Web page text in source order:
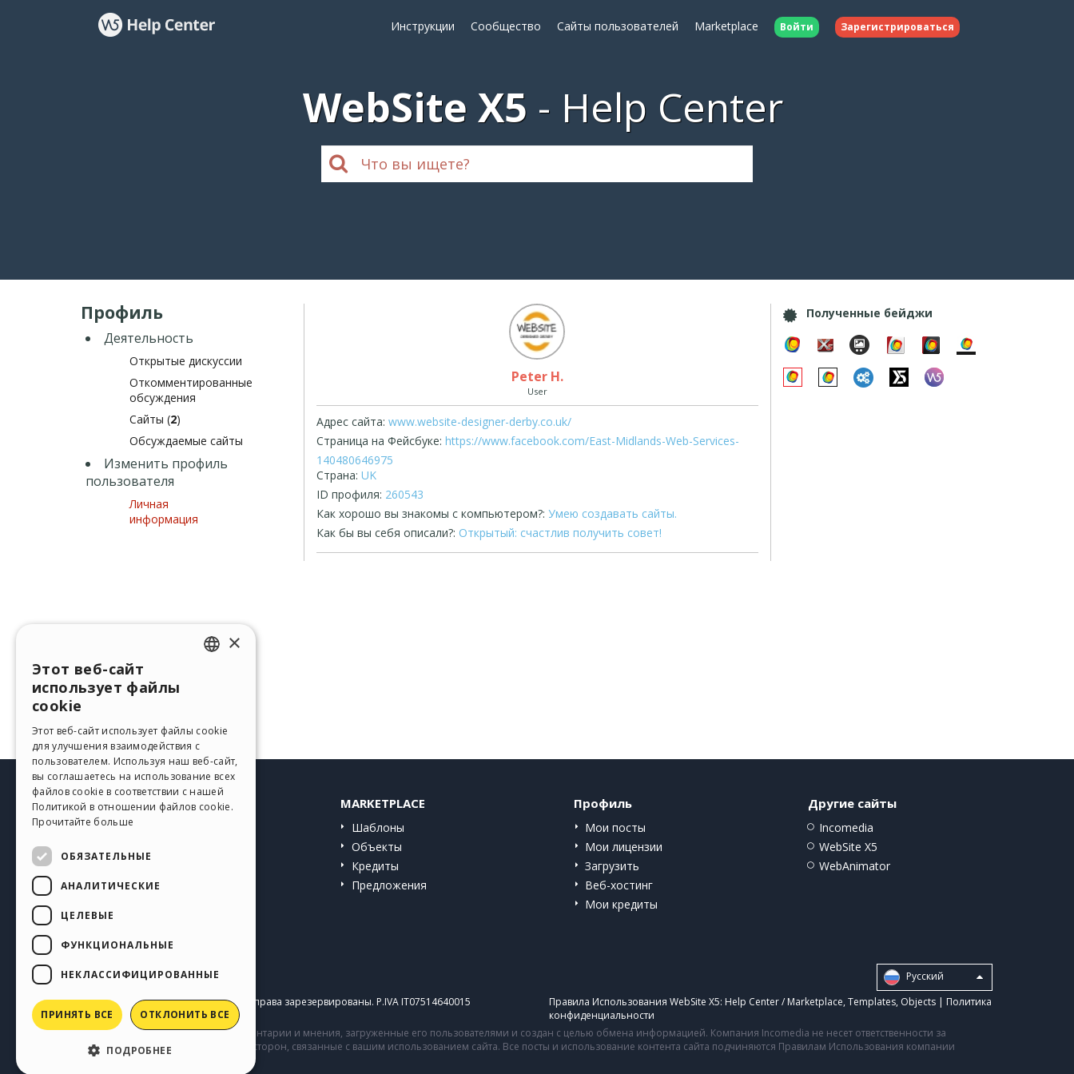
Инструкции Сообщество Сайты пользователей Marketplace Войти Зарегистрироваться
WebSite X5 Help Center
Профиль
Деятельность
Открытые дискуссии
Откомментированные
обсуждения
Сайты (2)
Обсуждаемые сайты
Изменить профиль
пользователя
Личная
информация
Peter H.
User
Адрес сайта: www.website-designer-derby.co.uk/
Страница на Фейсбуке: https://www.facebook.com/East-Midlands-Web-Services-
140480646975
Страна: UK
ID профиля: 260543
Как хорошо вы знакомы с компьютером?: Умею создавать сайты.
Как бы вы себя описали?: Открытый: счастлив получить совет!
Полученные бейджи
HELP CENTER
Инструкции
MARKETPLACE
Шаблоны
Объекты
Кредиты
Предложения
Профиль
Мои посты
Мои лицензии
Загрузить
Веб-хостинг
Мои кредиты
Другие сайты
Incomedia
WebSite X5
WebAnimator
Pусский
Copyright © 2026Incomedia s.r.l.Все права зарезервированы. P.IVA IT07514640015 Правила Использования WebSite X5: Help Center / Marketplace, Templates, Objects | Политика
конфиденциальности
Сайт содержит информацию, комментарии и мнения, загруженные его пользователями и создан с целью обмена информацией. Компания Incomedia не несет ответственности за
комментарии и поведение третьих сторон, связанные с вашим использованием сайта. Все посты и использование контента сайта подчиняются Правилам Использования компании
Incomedia.
GERMAN
SPANISH
PORTUGUESE
POLISH
×
Этот веб-сайт
использует файлы
cookie
Этот веб-сайт использует файлы cookie
для улучшения взаимодействия с
пользователем. Используя наш веб-сайт,
вы соглашаетесь на использование всех
файлов cookie в соответствии с нашей
Политикой в ​​отношении файлов cookie.
Прочитайте больше
ОБЯЗАТЕЛЬНЫЕ
АНАЛИТИЧЕСКИЕ
ЦЕЛЕВЫЕ
ФУНКЦИОНАЛЬНЫЕ
НЕКЛАССИФИЦИРОВАННЫЕ
ПРИНЯТЬ ВСЕ ОТКЛОНИТЬ ВСЕ
ПОДРОБНЕЕ